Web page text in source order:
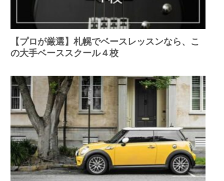
【プロが厳選】札幌でベースレッスンなら、こ
の大手ベーススクール４校